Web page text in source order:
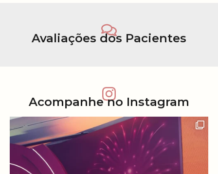
Avaliações dos Pacientes
Acompanhe no Instagram